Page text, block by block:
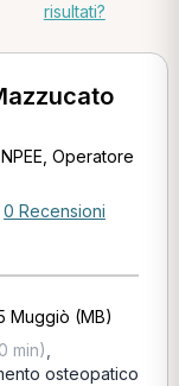
risultati?
Operatore
0 Recensioni
Muggiò (MB)
min)
osteopatico